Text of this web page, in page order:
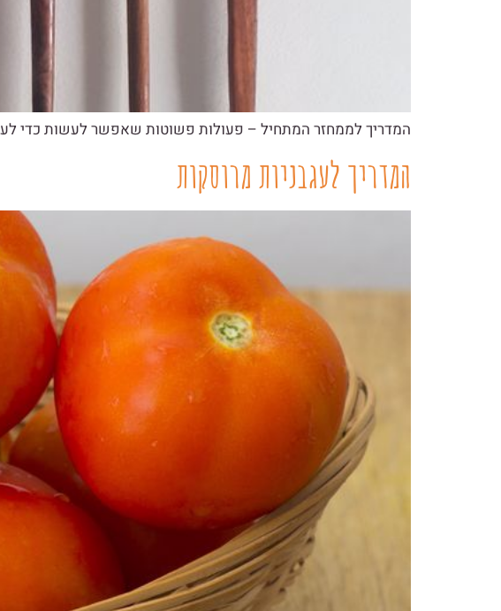
המדריך לממחזר המתחיל – פעולות פשוטות שאפשר לעשות כדי
המדריך לעגבניות מרוסקות